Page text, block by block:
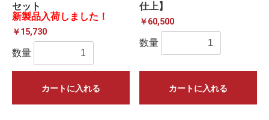
セット
新製品入荷しました！
￥15,730
数量
カートに入れる
仕上】
￥60,500
数量
カートに入れる